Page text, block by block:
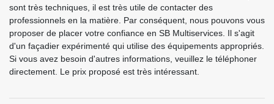
sont très techniques, il est très utile de contacter des
professionnels en la matière. Par conséquent, nous pouvons vous
proposer de placer votre confiance en SB Multiservices. Il s'agit
d'un façadier expérimenté qui utilise des équipements appropriés.
Si vous avez besoin d'autres informations, veuillez le téléphoner
directement. Le prix proposé est très intéressant.